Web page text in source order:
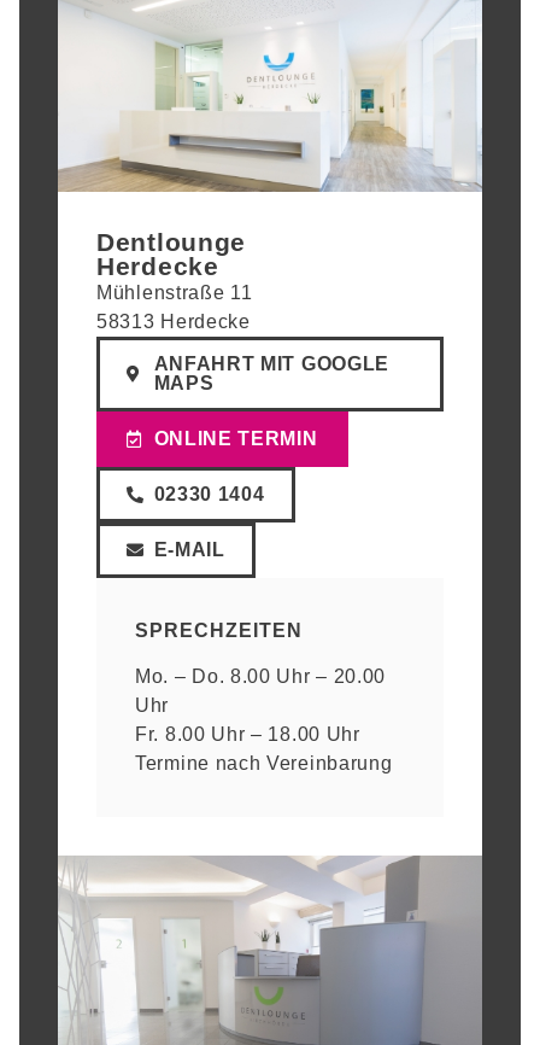
Dentlounge
Herdecke
Mühlenstraße 11
58313 Herdecke
ANFAHRT MIT GOOGLE
MAPS
ONLINE TERMIN
02330 1404
E-MAIL
SPRECHZEITEN
Mo. – Do. 8.00 Uhr – 20.00
Uhr
Fr. 8.00 Uhr – 18.00 Uhr
Termine nach Vereinbarung